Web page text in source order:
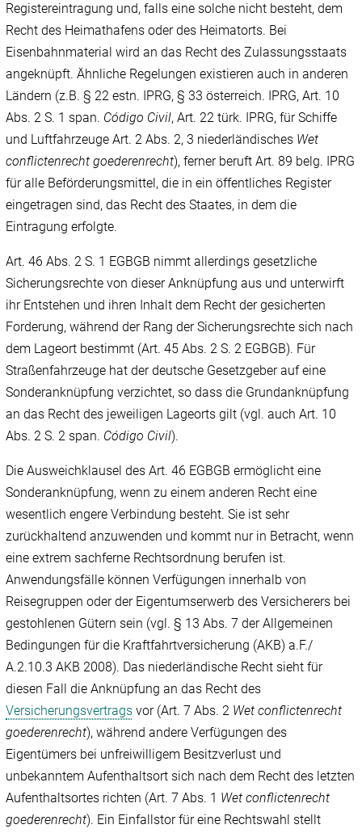
Registereintragung und, falls eine solche nicht besteht, dem
Recht des Heimathafens oder des Heimatorts. Bei
Eisenbahnmaterial wird an das Recht des Zulassungsstaats
angeknüpft. Ähnliche Regelungen existieren auch in anderen
Ländern (z.B. § 22 estn. IPRG, § 33 österreich. IPRG, Art. 10
Abs. 2 S. 1 span. Código Civil, Art. 22 türk. IPRG, für Schiffe
und Luftfahrzeuge Art. 2 Abs. 2, 3 niederländisches Wet
conflictenrecht goederenrecht), ferner beruft Art. 89 belg. IPRG
für alle Beförderungsmittel, die in ein öffentliches Register
eingetragen sind, das Recht des Staates, in dem die
Eintragung erfolgte.
Art. 46 Abs. 2 S. 1 EGBGB nimmt allerdings gesetzliche
Sicherungsrechte von dieser Anknüpfung aus und unterwirft
ihr Entstehen und ihren Inhalt dem Recht der gesicherten
Forderung, während der Rang der Sicherungsrechte sich nach
dem Lageort bestimmt (Art. 45 Abs. 2 S. 2 EGBGB). Für
Straßenfahrzeuge hat der deutsche Gesetzgeber auf eine
Sonderanknüpfung verzichtet, so dass die Grundanknüpfung
an das Recht des jeweiligen Lageorts gilt (vgl. auch Art. 10
Abs. 2 S. 2 span. Código Civil).
Die Ausweichklausel des Art. 46 EGBGB ermöglicht eine
Sonderanknüpfung, wenn zu einem anderen Recht eine
wesentlich engere Verbindung besteht. Sie ist sehr
zurückhaltend anzuwenden und kommt nur in Betracht, wenn
eine extrem sachferne Rechtsordnung berufen ist.
Anwendungsfälle können Verfügungen innerhalb von
Reisegruppen oder der Eigentumserwerb des Versicherers bei
gestohlenen Gütern sein (vgl. § 13 Abs. 7 der Allgemeinen
Bedingungen für die Kraftfahrtversicherung (AKB) a.F./‌
A.2.10.3 AKB 2008). Das niederländische Recht sieht für
diesen Fall die Anknüpfung an das Recht des
Versicherungsvertrags vor (Art. 7 Abs. 2 Wet conflictenrecht
goederenrecht), während andere Verfügungen des
Eigentümers bei unfreiwilligem Besitzverlust und
unbekanntem Aufenthaltsort sich nach dem Recht des letzten
Aufenthaltsortes richten (Art. 7 Abs. 1 Wet conflictenrecht
goederenrecht). Ein Einfallstor für eine Rechtswahl stellt